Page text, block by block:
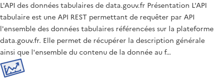
L'API des données tabulaires de data.gouv.fr Présentation L'API
tabulaire est une API REST permettant de requêter par API
l'ensemble des données tabulaires référencées sur la plateforme
data.gouv.fr. Elle permet de récupérer la description générale
ainsi que l'ensemble du contenu de la donnée au f…